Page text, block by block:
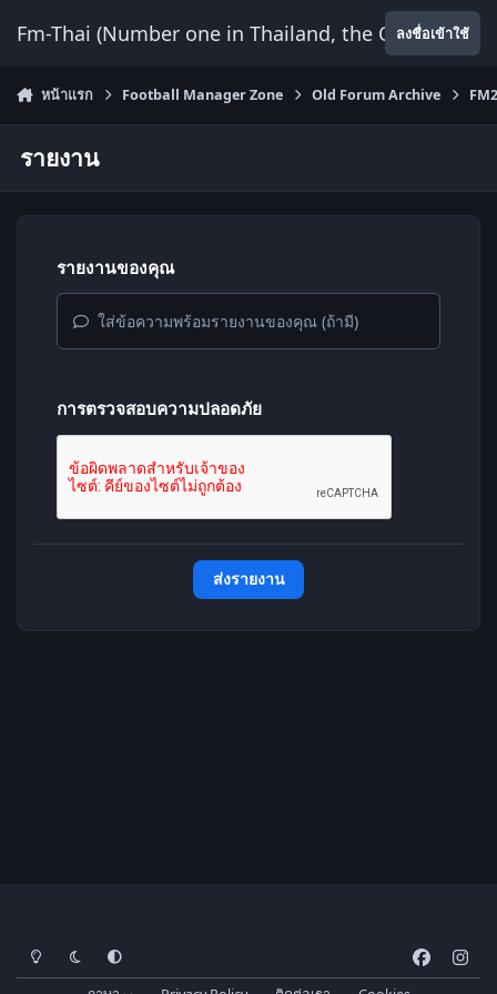
Fm-Thai (Number one in Thailand, the Onlyลงชื่อเข้าใช้
หน้าแรก Football Manager Zone Old Forum Archive
รายงาน
รายงานของคุณ
ใส่ข้อความพร้อมรายงานของคุณ (ถ้ามี)
การตรวจสอบความปลอดภัย
ส่งรายงาน
โหมดสว่างโหมดมืด การตั้งค่าระบบ
a
n